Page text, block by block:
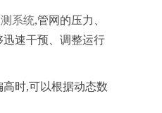
系统,管网的压力、
速干预、调整运行
时,可以根据动态数